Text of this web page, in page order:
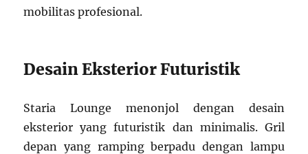
mobilitas profesional.
Desain Eksterior Futuristik
Staria Lounge menonjol dengan desain
eksterior yang futuristik dan minimalis. Gril
depan yang ramping berpadu dengan lampu